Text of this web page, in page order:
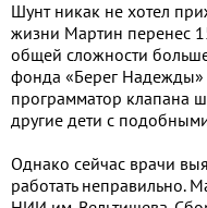
Шунт никак не хотел
жизни Мартин перенес
общей сложности
фонда «Берег
программатор клапана
другие дети с
Однако сейчас врачи
работать неправильно.